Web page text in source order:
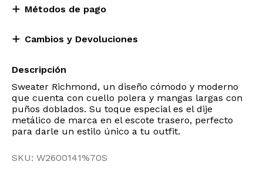
Métodos de pago
Cambios y Devoluciones
Descripción
Sweater Richmond, un diseño cómodo y moderno
que cuenta con cuello polera y mangas largas con
puños doblados. Su toque especial es el dije
metálico de marca en el escote trasero, perfecto
para darle un estilo único a tu outfit.
SKU: W2600141%70S